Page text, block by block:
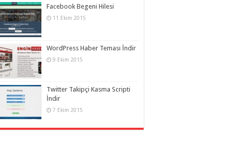
Facebook Begeni Hilesi
11 Ekim 2015
WordPress Haber Teması İndir
9 Ekim 2015
Twitter Takipçi Kasma Scripti
İndir
7 Ekim 2015